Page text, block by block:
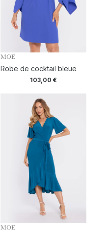
MOE
Robe de cocktail bleue
103,00 €
MOE